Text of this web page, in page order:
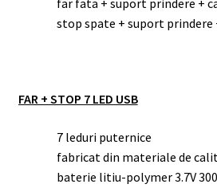
far fata + suport prindere +
stop spate + suport prindere
FAR + STOP 7 LED USB
7 leduri puternice
fabricat din materiale de
baterie litiu-polymer 3.7V